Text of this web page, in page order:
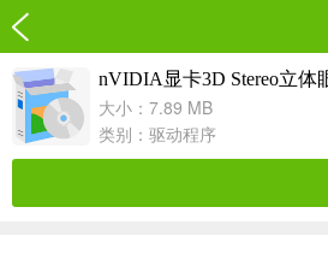
nVIDIA显卡3D Stereo立体
大小：7.89 MB
类别： 驱动程序